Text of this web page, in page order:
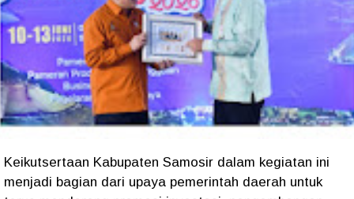
Keikutsertaan Kabupaten Samosir dalam kegiatan ini
menjadi bagian dari upaya pemerintah daerah untuk